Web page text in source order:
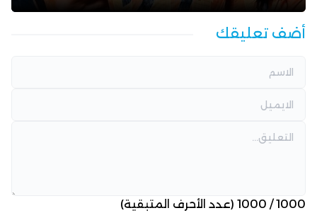
أضف تعليقك
1000
/
1000 (عدد الأحرف المتبقية)